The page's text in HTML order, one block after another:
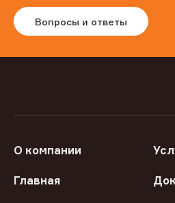
Вопросы и ответы
О компании
Главная